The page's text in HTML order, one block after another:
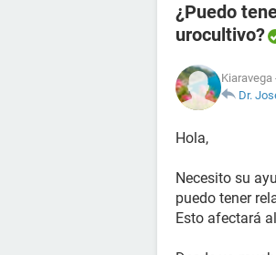
¿Puedo
urocultivo?
Kiaravega
Dr.
Hola,
Necesito su
puedo tener
Esto afectará